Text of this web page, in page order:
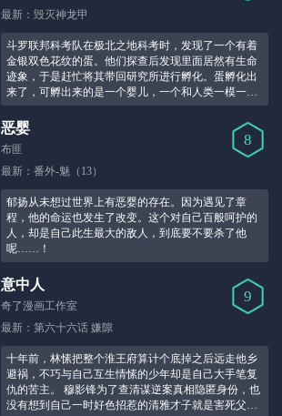
最新：毁灭神龙甲
斗罗联邦科考队在极北之地科考时，发现了一个有着
金银双色花纹的蛋。他们探查后发现里面居然有生命
迹象，于是赶忙将其带回研究所进行孵化。蛋孵化出
来了，可孵出来的是一个婴儿，一个和人类一模一样
的孩子；与此同时，联邦研究所正在解冻一名银色长
发女子，而一名蓝发青年则在海滨被人发现！
恶婴
布匪
最新：番外-魅（13）
8
郁扬从未想过世界上有恶婴的存在。因为遇见了章
程，他的命运也发生了改变。这个对自己百般呵护的
人，却是自己此生最大的敌人，到底要不要杀了他
呢……！
意中人
奇了漫画工作室
最新：第六十六话 嫌隙
9
十年前，林愫把整个淮王府算计个底掉之后远走他乡
避祸，不巧与自己互生情愫的少年却是自己大手笔复
仇的苦主。 穆影锋为了查清谋逆案真相隐匿身份，也
没有想到自己一时好色招惹的清雅才子就是害死父兄